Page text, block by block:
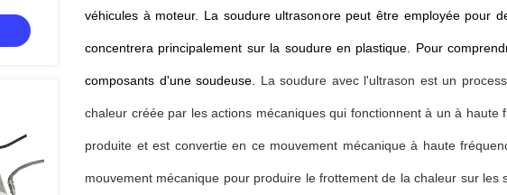
véhicules à moteur. La soudure ultrasonore peut être employée pour
concentrera principalement sur la soudure en plastique. Pour
composants d'une soudeuse. La soudure avec l'ultrason est un
chaleur créée par les actions mécaniques qui fonctionnent à un à
produite et est convertie en ce mouvement mécanique à haute
mouvement mécanique pour produire le frottement de la chaleur sur